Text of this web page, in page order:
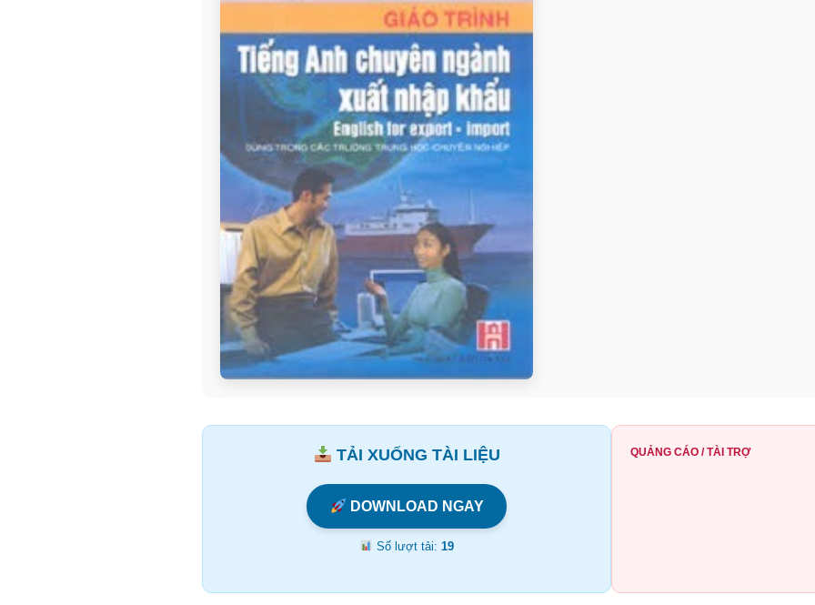
TẢI XUỐNG TÀI LIỆU
DOWNLOAD NGAY
Số lượt tải: 19
QUẢNG CÁO / TÀI TRỢ